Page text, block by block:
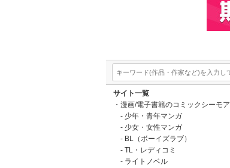
サイト一覧
漫画/電子書籍のコミックシーモア
少年・青年マンガ
少女・女性マンガ
BL（ボーイズラブ）
TL・レディコミ
ライトノベル